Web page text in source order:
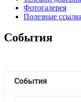
Фотогалерея
Полезные
События